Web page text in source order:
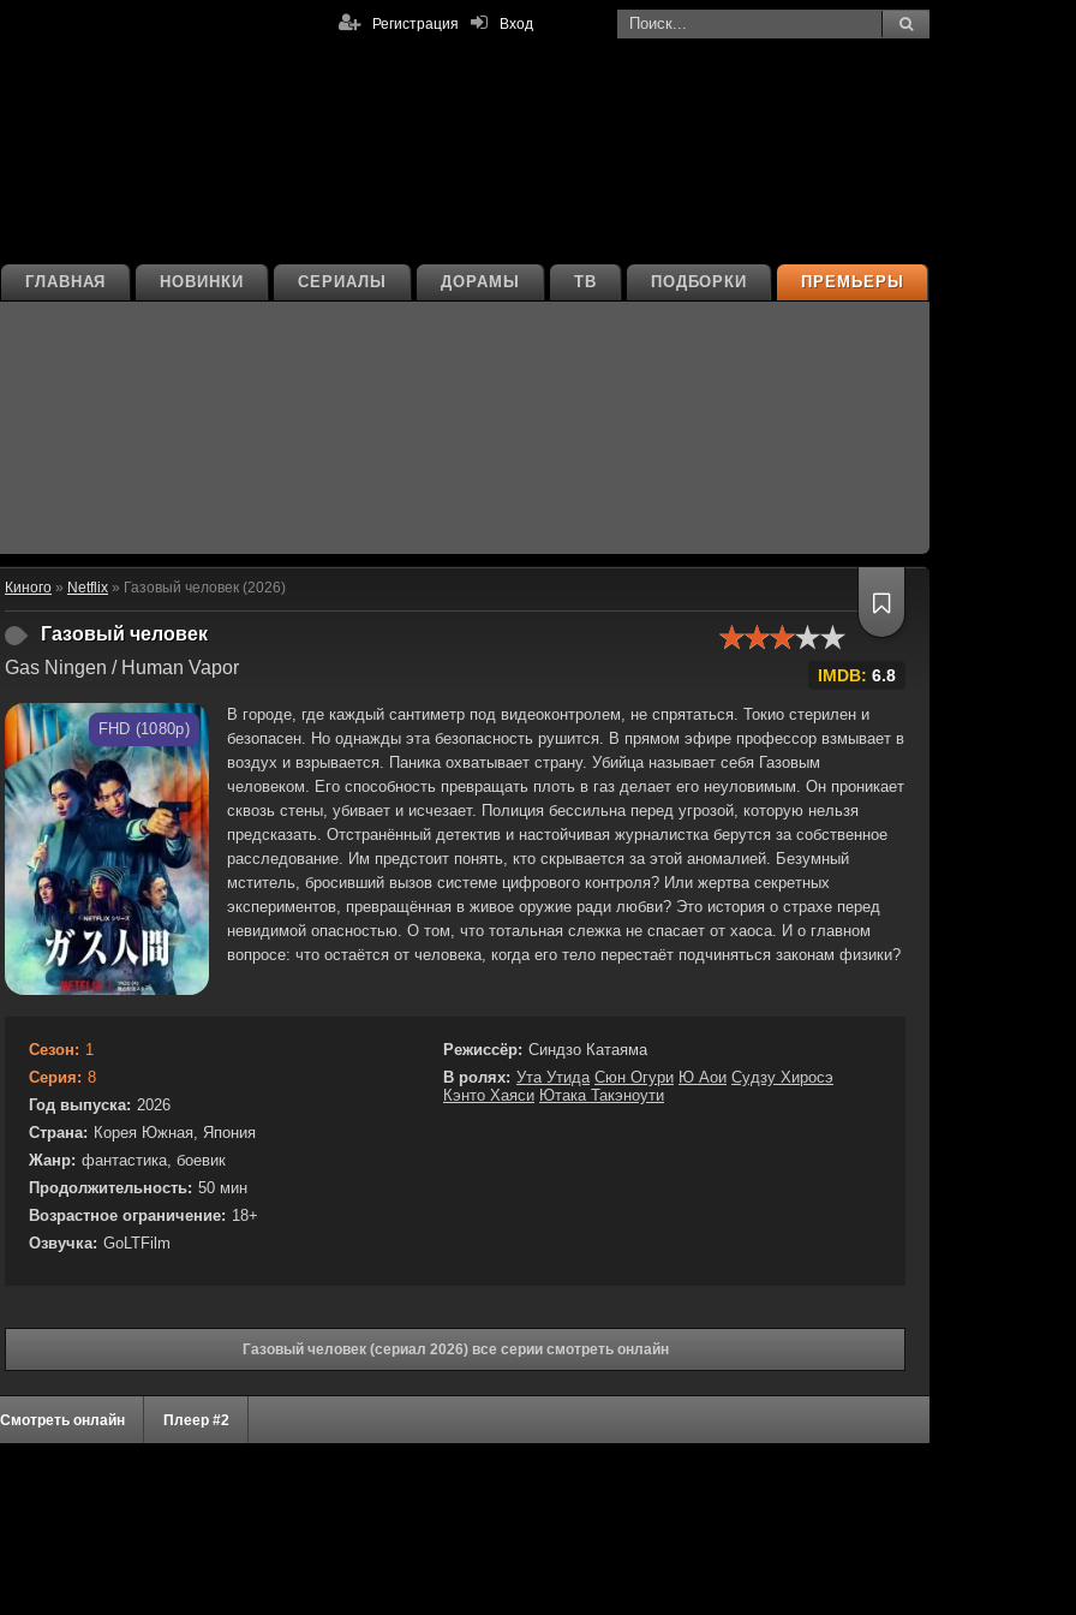
Вход
Регистрация
ПРЕМЬЕРЫ
ПОДБОРКИ
ТВ
ДОРАМЫ
СЕРИАЛЫ
НОВИНКИ
ГЛАВНАЯ
Киного » Netflix » Газовый человек (2026)
Газовый человек
Gas Ningen / Human Vapor
IMDB: 6.8
FHD (1080p)
В городе, где каждый сантиметр под видеоконтролем, не спрятаться. Токио стерилен и
безопасен. Но однажды эта безопасность рушится. В прямом эфире профессор взмывает в
воздух и взрывается. Паника охватывает страну. Убийца называет себя Газовым
человеком. Его способность превращать плоть в газ делает его неуловимым. Он проникает
сквозь стены, убивает и исчезает. Полиция бессильна перед угрозой, которую нельзя
предсказать. Отстранённый детектив и настойчивая журналистка берутся за собственное
расследование. Им предстоит понять, кто скрывается за этой аномалией. Безумный
мститель, бросивший вызов системе цифрового контроля? Или жертва секретных
экспериментов, превращённая в живое оружие ради любви? Это история о страхе перед
невидимой опасностью. О том, что тотальная слежка не спасает от хаоса. И о главном
вопросе: что остаётся от человека, когда его тело перестаёт подчиняться законам физики?
Сезон: 1
Серия: 8
Год выпуска: 2026
Страна: Корея Южная, Япония
Жанр: фантастика, боевик
Продолжительность: 50 мин
Возрастное ограничение: 18+
Озвучка: GoLTFilm
Режиссёр: Синдзо Катаяма
В ролях: Ута Утида Сюн Огури Ю Аои Судзу Хиросэ
Кэнто Хаяси Ютака Такэноути
Газовый человек (сериал 2026) все серии смотреть онлайн
Смотреть онлайн Плеер #2